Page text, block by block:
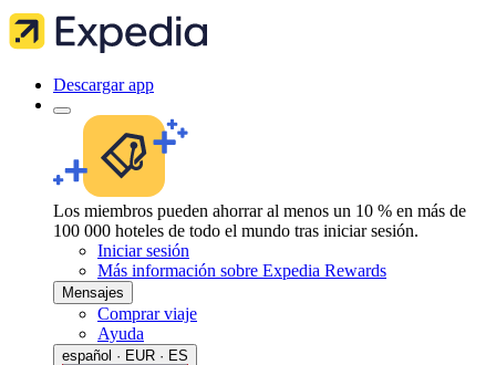
Descargar app
Los miembros pueden ahorrar al menos un 10 % en más de
100 000 hoteles de todo el mundo tras iniciar sesión.
Iniciar sesión
Más información sobre Expedia Rewards
Mensajes
Comprar viaje
Ayuda
español · EUR · ES